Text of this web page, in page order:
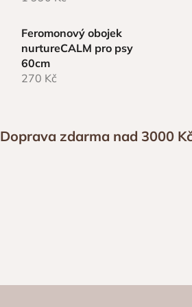
Feromonový obojek
nurtureCALM pro psy
60cm
270 Kč
Doprava zdarma nad 3000